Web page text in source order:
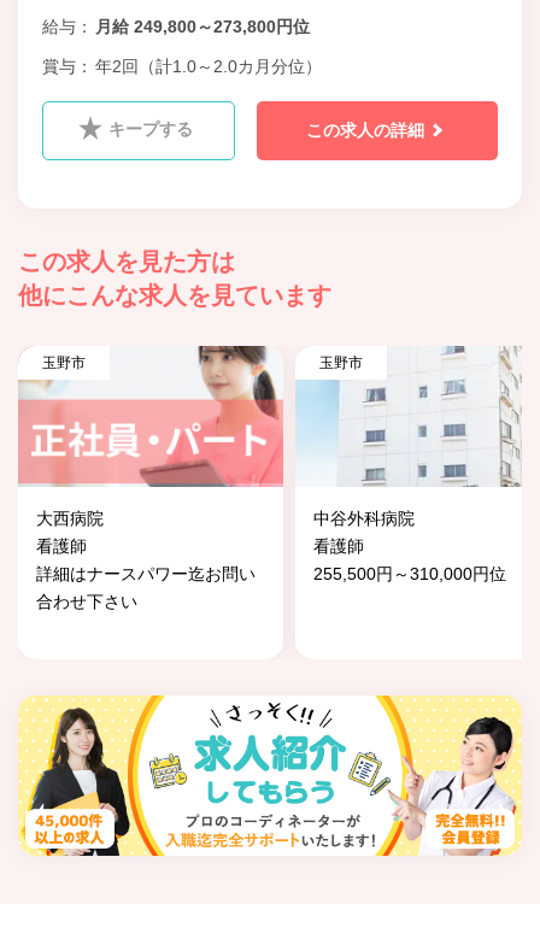
給与 月給 249,800～273,800円位
賞与 年2回（計1.0～2.0カ月分位）
キープする この求人の詳細
この求人を見た方は
他にこんな求人を見ています
玉野市
大西病院
看護師
詳細はナースパワー迄お問い
合わせ下さい
玉野市
中谷外科病院
看護師
255,500円～310,000円位